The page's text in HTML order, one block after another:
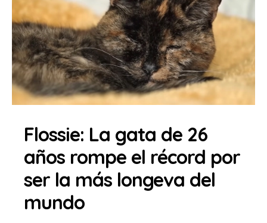
Flossie: La gata de 26
años rompe el récord por
ser la más longeva del
mundo